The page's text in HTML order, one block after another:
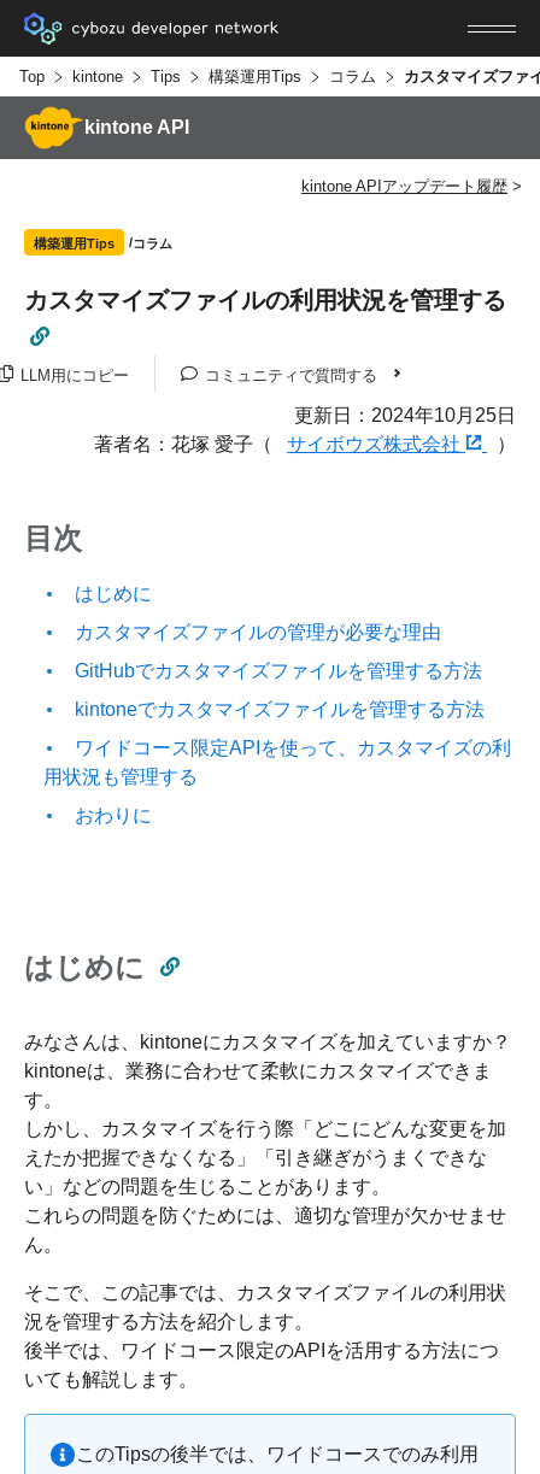
Top kintone Tips 構築運用Tips コラム
kintone API
kintone APIアップデート履歴
構築運用Tips コラム
カスタマイズファイルの利用状況を管理する
LLM用にコピー コミュニティで質問する
更新日：2024年10月25日
著者名：花塚 愛子（
サイボウズ株式会社 ）
目次
はじめに
カスタマイズファイルの管理が必要な理由
GitHubでカスタマイズファイルを管理する方法
kintoneでカスタマイズファイルを管理する方法
ワイドコース限定APIを使って、カスタマイズの利
用状況も管理する
おわりに
はじめに
みなさんは、kintoneにカスタマイズを加えていますか？
kintoneは、業務に合わせて柔軟にカスタマイズできま
す。
しかし、カスタマイズを行う際「どこにどんな変更を加
えたか把握できなくなる」「引き継ぎがうまくできな
い」などの問題を生じることがあります。
これらの問題を防ぐためには、適切な管理が欠かせませ
ん。
そこで、この記事では、カスタマイズファイルの利用状
況を管理する方法を紹介します。
後半では、ワイドコース限定のAPIを活用する方法につ
いても解説します。
このTipsの後半では、ワイドコースでのみ利用